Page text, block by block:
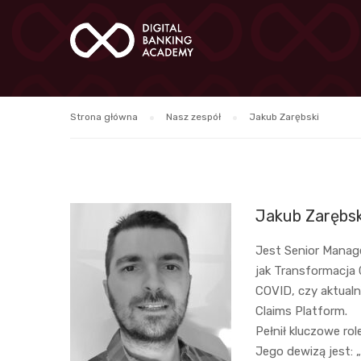
Strona główna Nasz zespół Jakub Zarębski
Jakub
Jest Senior
jak Transformacja
COVID, czy
Claims Platform.
Pełnił kluczowe
Jego dewizą jest: